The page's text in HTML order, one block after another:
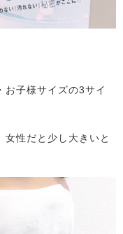
お子様サイズの3サイ
性だと少し大きいと